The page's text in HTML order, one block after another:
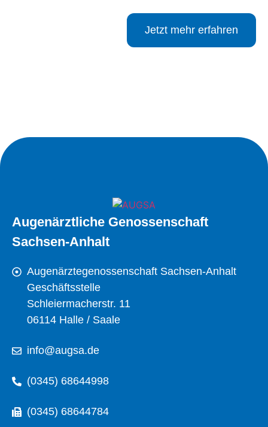
Jetzt mehr erfahren
Augenärztliche Genossenschaft
Sachsen-Anhalt
Augenärztegenossenschaft Sachsen-Anhalt
Geschäftsstelle
Schleiermacherstr. 11
06114 Halle / Saale
info@augsa.de
(0345) 68644998
(0345) 68644784